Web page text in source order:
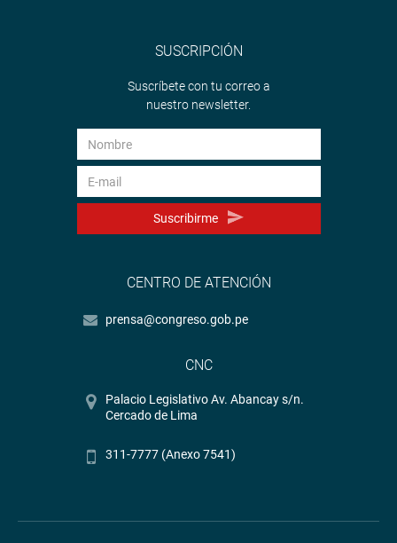
SUSCRIPCIÓN
Suscríbete con tu correo a
nuestro newsletter.
Suscribirme
CENTRO DE ATENCIÓN
prensa@congreso.gob.pe
CNC
Palacio Legislativo Av. Abancay s/n.
Cercado de Lima
311-7777 (Anexo 7541)